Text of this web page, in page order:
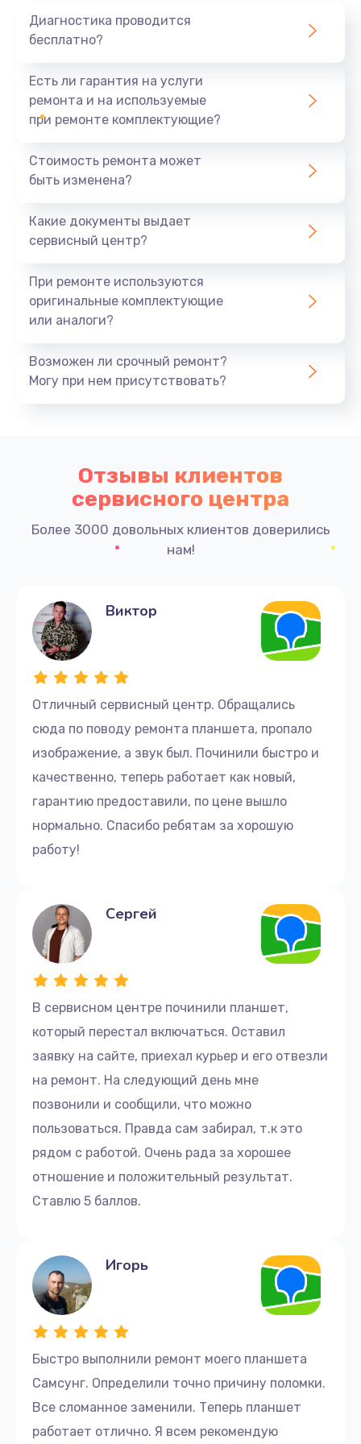
сервисному центру?
гарантируем быстрый ремонт вашего устройства.
Наши специалисты обладают опытом работы с
различными моделями планшетов и используют
замены.
предоставляемых услуг, а реализованный подход к
работе позволяет вам быстро вернуться к
Не позволяйте временным трудностям мешать
вашему комфорту! Обращайтесь к профессионалам
новый!
Диагностика проводится
бесплатно?
Есть ли гарантия на услуги
ремонта и на используемые
при ремонте комплектующие?
Стоимость ремонта может
быть изменена?
Какие документы выдает
сервисный центр?
При ремонте используются
оригинальные комплектующие
или аналоги?
Возможен ли срочный ремонт?
Могу при нем присутствовать?
Отзывы клиентов
сервисного центра
Более 3000 довольных клиентов доверились
нам!
Отличный сервисный центр. Обращались
сюда по поводу ремонта планшета, пропало
изображение, а звук был. Починили быстро и
качественно, теперь работает как новый,
гарантию предоставили, по цене вышло
нормально. Спасибо ребятам за хорошую
работу!
Виктор
В сервисном центре починили планшет,
который перестал включаться. Оставил
заявку на сайте, приехал курьер и его отвезли
на ремонт. На следующий день мне
позвонили и сообщили, что можно
пользоваться. Правда сам забирал, т.к это
рядом с работой. Очень рада за хорошее
отношение и положительный результат.
Ставлю 5 баллов.
Сергей
Быстро выполнили ремонт моего планшета
Самсунг. Определили точно причину поломки.
Все сломанное заменили. Теперь планшет
работает отлично. Я всем рекомендую
Игорь